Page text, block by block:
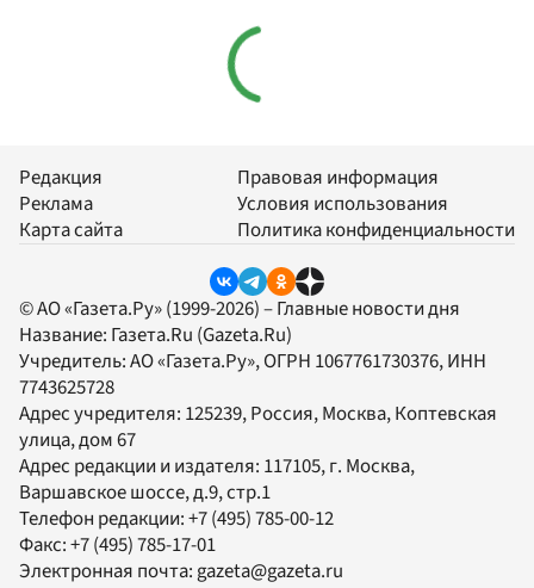
Редакция
Реклама
Карта сайта
Правовая информация
Условия использования
Политика конфиденциальности
© АО «Газета.Ру» (1999-2026) – Главные новости дня
Название: Газета.Ru (Gazeta.Ru)
Учредитель:АО «Газета.Ру», ОГРН 1067761730376, ИНН
7743625728
Адрес учредителя: 125239, Россия, Москва, Коптевская
улица, дом 67
Адрес редакции и издателя: 117105, г. Москва,
Варшавское шоссе, д.9, стр.1
Телефон редакции:+7 (495) 785-00-12
Факс:+7 (495) 785-17-01
Электронная почта:gazeta@gazeta.ru